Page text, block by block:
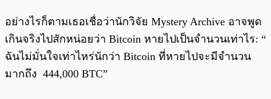
อย่างไรก็ตามเธอเชื่อว่านักวิจัย Mystery Archive อาจพูด
เกินจริงไปสักหน่อยว่า Bitcoin หายไปเป็นจำนวนเท่าไร: “
ฉันไม่มั่นใจเท่าไหร่นักว่า Bitcoin ที่หายไปจะมีจำนวน
มากถึง 444,000 BTC”